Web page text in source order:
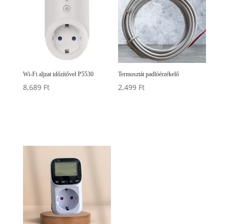
Wi-Fi aljzat időzítővel P5530
8,689 Ft
Termosztát padlóérzékelő
2,499 Ft